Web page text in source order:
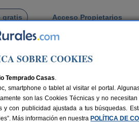
gratis Acceso Propietarios
SOBRE COOKIES
Temprado Casas.
o tablet al visitar el portal.
son las Cookies Técnicas y no
con publicidad ajustada a tus búsquedas.
Más información en nuestra POLÍTICA DE